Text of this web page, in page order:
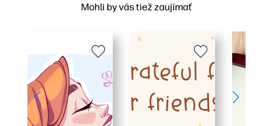
Mohli by vás tiež zaujímať